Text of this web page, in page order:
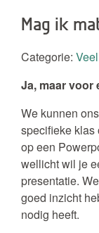
Mag ik
Categorie:
Ja, maar voor
We kunnen
specifieke klas
op een
wellicht wil je
presentatie.
goed inzicht
nodig heeft.